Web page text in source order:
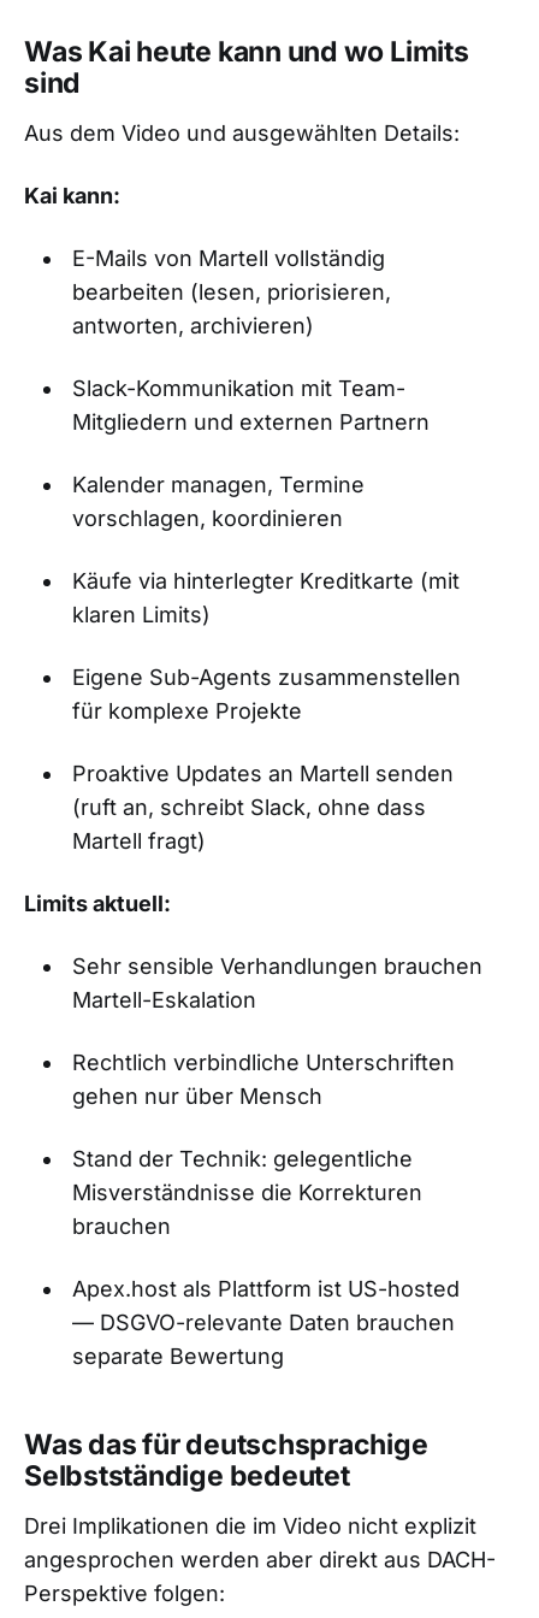
Was Kai heute kann und wo Limits
sind
Aus dem Video und ausgewählten Details:
Kai kann:
E-Mails von Martell vollständig
bearbeiten (lesen, priorisieren,
antworten, archivieren)
Slack-Kommunikation mit Team-
Mitgliedern und externen Partnern
Kalender managen, Termine
vorschlagen, koordinieren
Käufe via hinterlegter Kreditkarte (mit
klaren Limits)
Eigene Sub-Agents zusammenstellen
für komplexe Projekte
Proaktive Updates an Martell senden
(ruft an, schreibt Slack, ohne dass
Martell fragt)
Limits aktuell:
Sehr sensible Verhandlungen brauchen
Martell-Eskalation
Rechtlich verbindliche Unterschriften
gehen nur über Mensch
Stand der Technik: gelegentliche
Misverständnisse die Korrekturen
brauchen
Apex.host als Plattform ist US-hosted
— DSGVO-relevante Daten brauchen
separate Bewertung
Was das für deutschsprachige
Selbstständige bedeutet
Drei Implikationen die im Video nicht explizit
angesprochen werden aber direkt aus DACH-
Perspektive folgen: